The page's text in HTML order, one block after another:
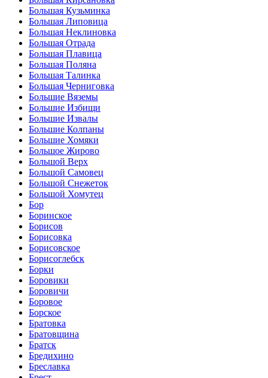
Большая Кузьминка
Большая Липовица
Большая Неклиновка
Большая Отрада
Большая Плавица
Большая Поляна
Большая Талинка
Большая Черниговка
Большие Вяземы
Большие Избищи
Большие Извалы
Большие Колпаны
Большие Хомяки
Большое Жирово
Большой Верх
Большой Самовец
Большой Снежеток
Большой Хомутец
Бор
Боринское
Борисов
Борисовка
Борисовское
Борисоглебск
Борки
Боровики
Боровичи
Боровое
Борское
Братовка
Братовщина
Братск
Бредихино
Бреславка